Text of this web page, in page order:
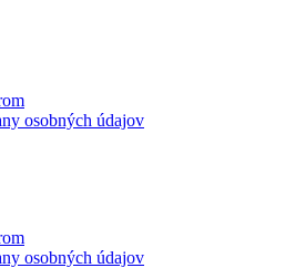
osobných údajov
osobných údajov